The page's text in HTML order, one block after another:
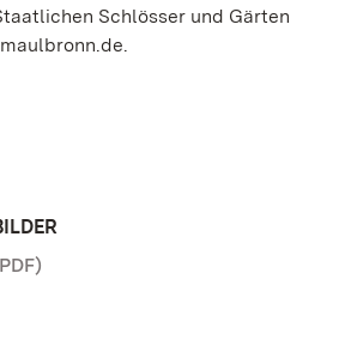
Schlösser und Gärten